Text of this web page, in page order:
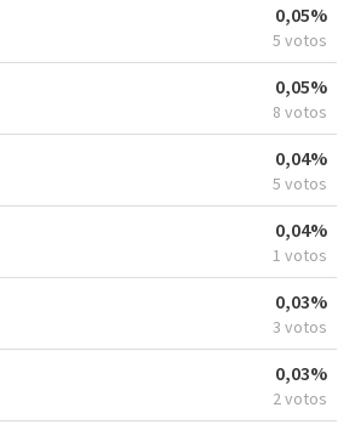
0,05%
5 votos
0,05%
8 votos
0,04%
5 votos
0,04%
1 votos
0,03%
3 votos
0,03%
2 votos